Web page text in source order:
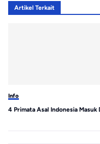
Artikel Terkait
Info
4 Primata Asal Indonesia Masuk